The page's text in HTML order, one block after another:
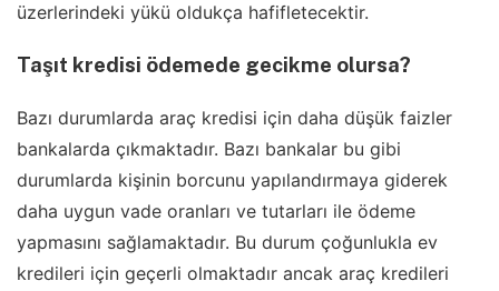
üzerlerindeki yükü oldukça hafifletecektir.
Taşıt kredisi ödemede gecikme olursa?
Bazı durumlarda araç kredisi için daha düşük faizler
bankalarda çıkmaktadır. Bazı bankalar bu gibi
durumlarda kişinin borcunu yapılandırmaya giderek
daha uygun vade oranları ve tutarları ile ödeme
yapmasını sağlamaktadır. Bu durum çoğunlukla ev
kredileri için geçerli olmaktadır ancak araç kredileri